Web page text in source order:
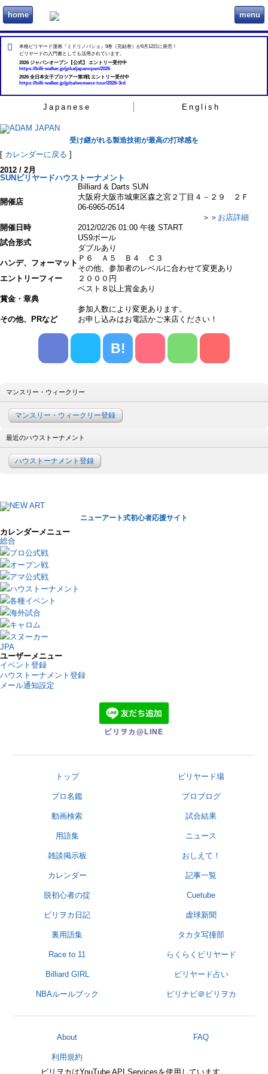
home ビリヲカ menu
本格ビリヤード漫画『ミドリノバショ』9巻（完結巻）が6月12日に発売！
ビリヤードの入門書としても活用されています。
2026 ジャパンオープン【公式】 エントリー受付中
https://billi-walker.jp/jpba/japanopen/2026
2026 全日本女子プロツアー第3戦 エントリー受付中
https://billi-walker.jp/jpba/womens-tour/2026-3rd
Japanese English
受け継がれる製造技術が最高の打球感を
[ カレンダーに戻る ]
2012 / 2月
SUNビリヤードハウストーナメント
開催店
Billiard & Darts SUN
大阪府大阪市城東区森之宮２丁目４－２９ ２Ｆ
06-6965-0514
＞＞ お店詳細
開催日時
2012/02/26 01:00 午後 START
試合形式
US9ボール
ダブルあり
ハンデ、フォーマット
Ｐ６ Ａ５ Ｂ４ Ｃ３
その他、参加者のレベルに合わせて変更あり
エントリーフィー
２０００円
賞金・章典
ベスト８以上賞金あり
参加人数により変更あります。
その他、PRなど
お申し込みはお電話かご来店ください！
B!
マンスリー・ウィークリー
マンスリー・ウィークリー登録
最近のハウストーナメント
ハウストーナメント登録
ニューアート式初心者応援サイト
カレンダーメニュー
総合
プロ公式戦
オープン戦
アマ公式戦
ハウストーナメント
各種イベント
海外試合
キャロム
スヌーカー
JPA
ユーザーメニュー
イベント登録
ハウストーナメント登録
メール通知設定
ビリヲカ@LINE
トップ ビリヤード場
プロ名鑑 プロブログ
動画検索 試合結果
用語集 ニュース
雑談掲示板 おしえて！
カレンダー 記事一覧
脱初心者の掟 Cuetube
ビリヲカ日記 虚球新聞
裏用語集 タカタ写撞部
Race to 11 らくらくビリヤード
Billiard GIRL ビリヤード占い
NBAルールブック ビリナビ＠ビリヲカ
About FAQ
利用規約
ビリヲカはYouTube API Servicesを使用しています。